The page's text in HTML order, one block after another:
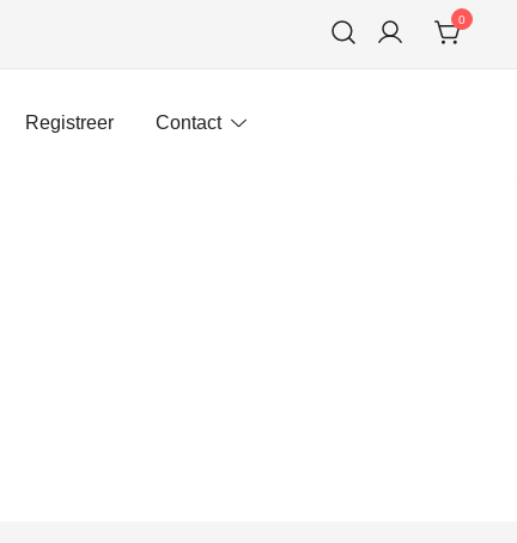
0
Registreer Contact